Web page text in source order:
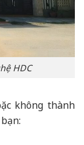
HDC
không thành